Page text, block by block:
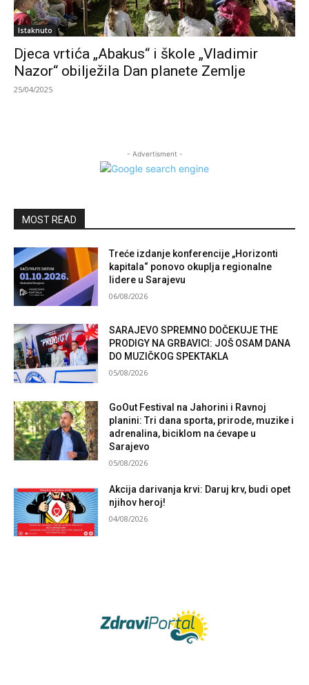
Istaknuto
Djeca vrtića „Abakus“ i škole „Vladimir
Nazor“ obilježila Dan planete Zemlje
25/04/2025
- Advertisment -
MOST READ
Treće izdanje konferencije „Horizonti
kapitala“ ponovo okuplja regionalne
lidere u Sarajevu
06/08/2026
SARAJEVO SPREMNO DOČEKUJE THE
PRODIGY NA GRBAVICI: JOŠ OSAM DANA
DO MUZIČKOG SPEKTAKLA
05/08/2026
GoOut Festival na Jahorini i Ravnoj
planini: Tri dana sporta, prirode, muzike i
adrenalina, biciklom na ćevape u
Sarajevo
05/08/2026
Akcija darivanja krvi: Daruj krv, budi opet
njihov heroj!
04/08/2026